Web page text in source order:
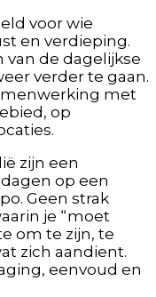
voor wie
en verdieping.
de dagelijkse
verder te gaan.
met
op
zijn een
op een
Geen strak
je “moet
om te zijn, te
zich aandient.
eenvoud en